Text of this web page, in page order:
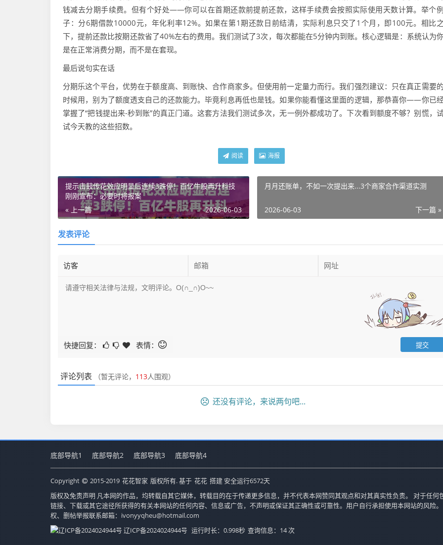
钱减去分期手续费。但有个好处——你可以在首期还款前提前还款，这样手续费会按照实际使用天数计算。举个
子：分6期借款10000元，年化利率12%。如果在第1期还款日前结清，实际利息只交了1个月，即100元。相比
下，提前还款比按期还款省了40%左右的费用。我们测试了3次，每次都能在5分钟内到账。核心逻辑是：系统认为
是在正常消费分期，而不是在套现。
最后说句实在话
分期乐这个平台，优势在于额度高、到账快、合作商家多。但使用前一定量力而行。我们强烈建议：只在真正需要
时候用，别为了额度透支自己的还款能力。毕竟利息再低也是钱。如果你能看懂这里面的逻辑，那恭喜你——你已
掌握了“把钱提出来-秒到账”的真正门道。这套方法我们测试多次，无一例外都成功了。下次看到额度不够？别慌，
试今天教的这些招数。
阅读 海报
提示击鼓传花效应明显后连续3跌停！百亿牛股再升科技
刚刚宣布：必要时将报案
« 上一篇
2026-06-03
月月还账单，不如一次提出来...3个商家合作渠道实测
下一篇 »
2026-06-03
发表评论
快捷回复： 表情：
评论列表 （暂无评论， 113人围观）
还没有评论，来说两句吧...
底部导航1 底部导航2 底部导航3 底部导航4
Copyright 2015-2019 花花智家 版权所有. 基于 花花 搭建 安全运行6572天
版权及免责声明 凡本网的作品，均转载自其它媒体，转载目的在于传递更多信息，并不代表本网赞同其观点和对其真实性负责。 对于任何
链接、下载或其它途径所获得的有关本网站的任何内容、信息或广告，不声明或保证其正确性或可靠性。用户自行承担使用本网站的风险
权、删帖举报联系邮箱：ivonyyqheu@hotmail.com
辽ICP备2024024944号 运行时长：0.998秒 查询信息：14 次